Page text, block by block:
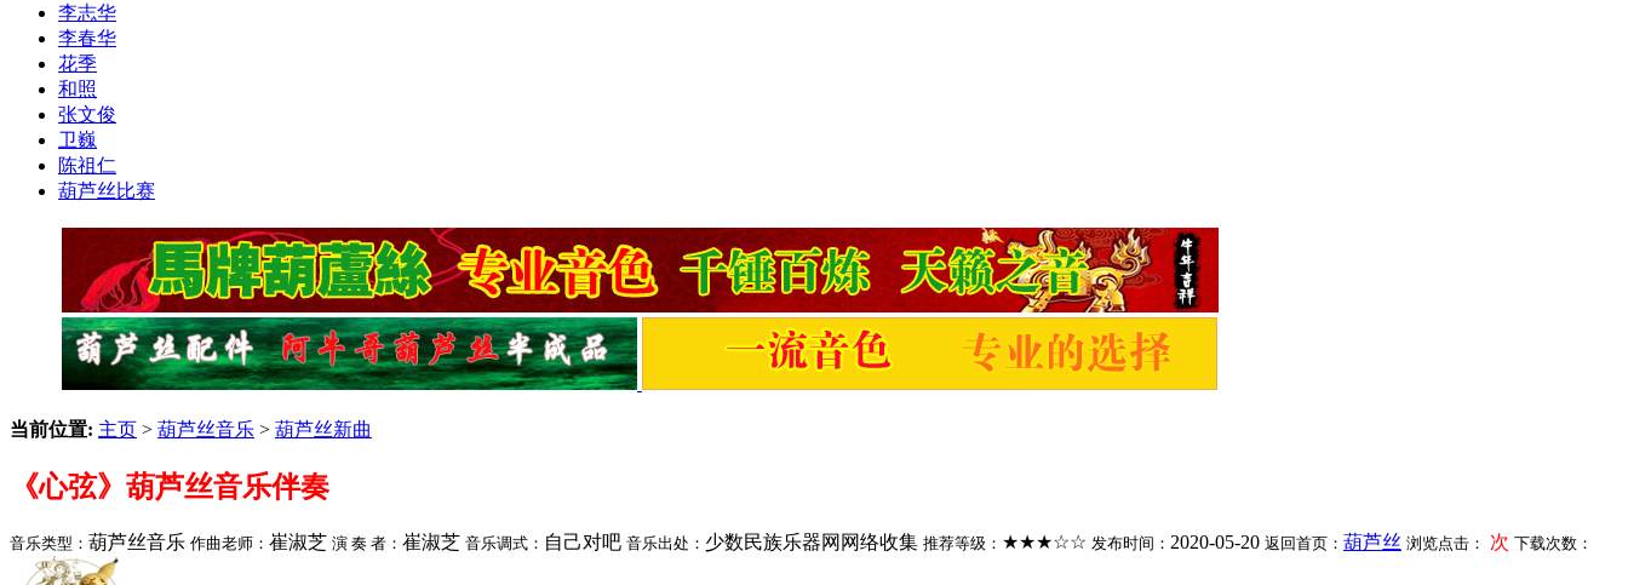
李志华
李春华
花季
和照
张文俊
卫巍
陈祖仁
葫芦丝比赛
当前位置: 主页 > 葫芦丝音乐 > 葫芦丝新曲
《心弦》葫芦丝音乐伴奏
音乐类型： 葫芦丝音乐 作曲老师： 崔淑芝 演 奏 者： 崔淑芝 音乐调式： 自己对吧 音乐出处： 少数民族乐器网网络收集 推荐等级： ★★★☆☆ 发布时间： 2020-05-20 返回首页： 葫芦丝 浏览点击： 次 下载次数：